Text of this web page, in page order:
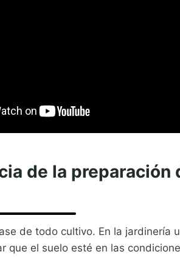
de la preparación
de todo cultivo. En la jardinería
que el suelo esté en las